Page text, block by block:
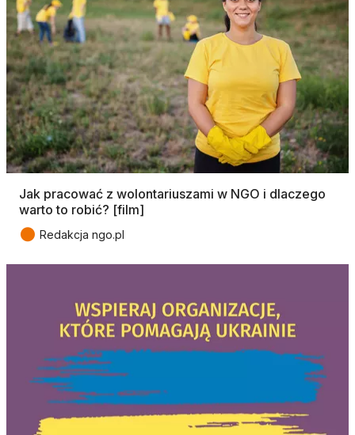
Jak pracować z wolontariuszami w NGO i dlaczego
warto to robić? [film]
● Redakcja ngo.pl